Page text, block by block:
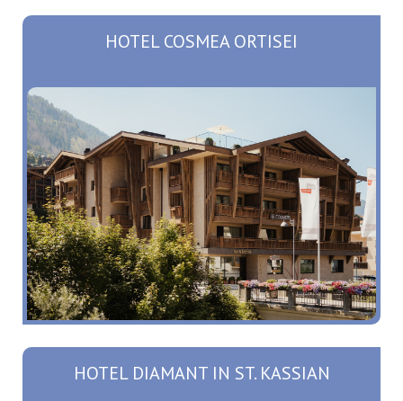
HOTEL COSMEA ORTISEI
HOTEL DIAMANT IN ST. KASSIAN